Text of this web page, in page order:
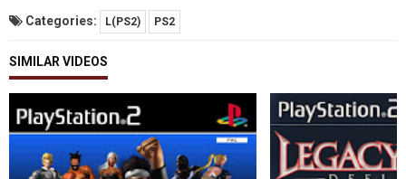
Categories: L(PS2) PS2
SIMILAR VIDEOS